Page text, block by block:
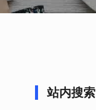
站内搜索